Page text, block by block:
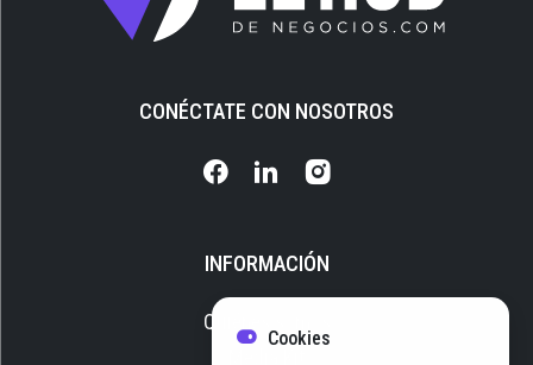
INFORMACIÓN
Quiénes somos
CONÉCTATE CON NOSOTROS
Cookies